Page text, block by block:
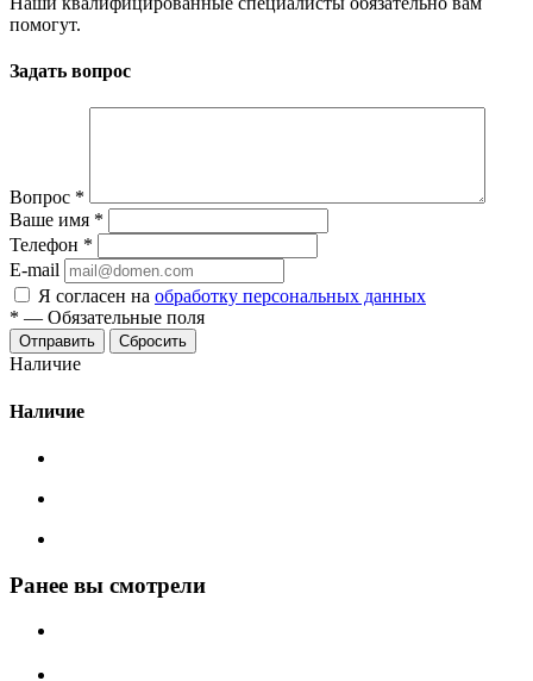
помогут.
Задать вопрос
Вопрос *
Ваше имя *
Телефон *
E-mail
Я согласен на обработку персональных данных
* — Обязательные поля
Сбросить
Наличие
Наличие
Ранее вы смотрели